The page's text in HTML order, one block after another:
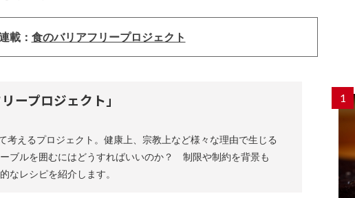
載： 食のバリアフリープロジェクト
ープロジェクト」
考えるプロジェクト。健康上、宗教上など様々な理由で生じる
ブルを囲むにはどうすればいいのか？ 制限や制約を背景も
なレシピを紹介します。
1